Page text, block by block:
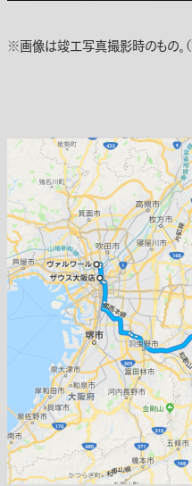
※画像は竣工写真撮影時のもの。